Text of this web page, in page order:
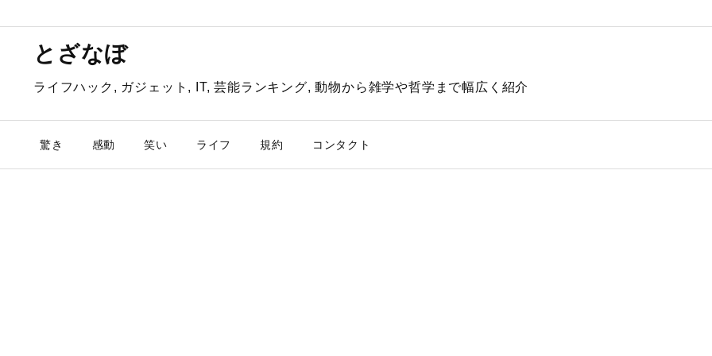
とざなぼ
ライフハック, ガジェット, IT, 芸能ランキング, 動物から雑学や哲学まで幅広く紹介
驚き 感動 笑い ライフ 規約 コンタクト